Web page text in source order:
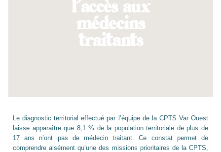
l’accès aux
médecins
traitants
Le diagnostic territorial effectué par l’équipe de la CPTS Var Ouest
laisse apparaître que 8,1 % de la population territoriale de plus de
17 ans n’ont pas de médecin traitant. Ce constat permet de
comprendre aisément qu’une des missions prioritaires de la CPTS,